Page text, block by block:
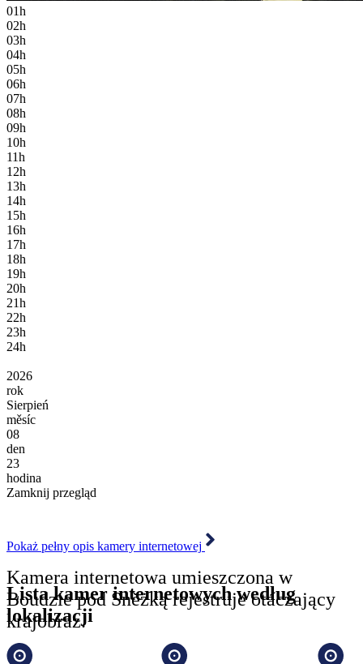
01h
02h
03h
04h
05h
06h
07h
08h
09h
10h
11h
12h
13h
14h
15h
16h
17h
18h
19h
20h
21h
22h
23h
24h
2026
rok
Sierpień
měsíc
08
den
23
hodina
Zamknij przegląd
Pokaż pełny opis kamery internetowej
Kamera internetowa umieszczona w
Boudzie pod Sněżką rejestruje otaczający
krajobraz.
Lista kamer internetowych według
lokalizacji